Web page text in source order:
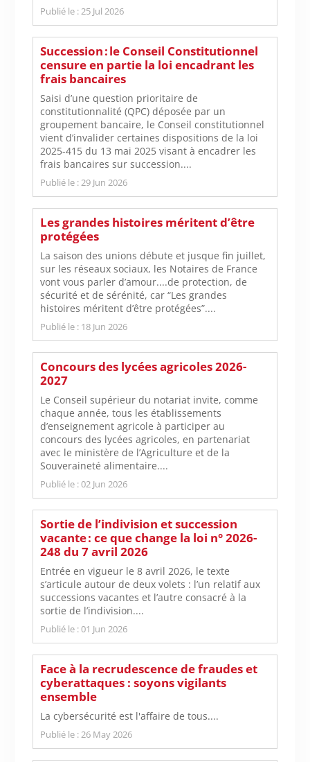
Publié le : 25 Jul 2026
Succession : le Conseil Constitutionnel
censure en partie la loi encadrant les
frais bancaires
Saisi d’une question prioritaire de
constitutionnalité (QPC) déposée par un
groupement bancaire, le Conseil constitutionnel
vient d’invalider certaines dispositions de la loi
2025-415 du 13 mai 2025 visant à encadrer les
frais bancaires sur succession....
Publié le : 29 Jun 2026
Les grandes histoires méritent d’être
protégées
La saison des unions débute et jusque fin juillet,
sur les réseaux sociaux, les Notaires de France
vont vous parler d’amour....de protection, de
sécurité et de sérénité, car “Les grandes
histoires méritent d’être protégées”....
Publié le : 18 Jun 2026
Concours des lycées agricoles 2026-
2027
Le Conseil supérieur du notariat invite, comme
chaque année, tous les établissements
d’enseignement agricole à participer au
concours des lycées agricoles, en partenariat
avec le ministère de l’Agriculture et de la
Souveraineté alimentaire....
Publié le : 02 Jun 2026
Sortie de l’indivision et succession
vacante : ce que change la loi n° 2026-
248 du 7 avril 2026
Entrée en vigueur le 8 avril 2026, le texte
s’articule autour de deux volets : l’un relatif aux
successions vacantes et l’autre consacré à la
sortie de l’indivision....
Publié le : 01 Jun 2026
Face à la recrudescence de fraudes et
cyberattaques : soyons vigilants
ensemble
La cybersécurité est l'affaire de tous....
Publié le : 26 May 2026